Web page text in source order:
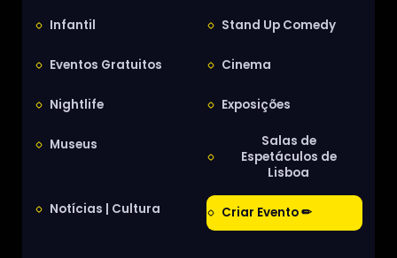
Infantil Stand Up Comedy
Eventos Gratuitos Cinema
Nightlife Exposições
Museus
Salas de
Espetáculos de
Lisboa
Notícias | Cultura Criar Evento ✏